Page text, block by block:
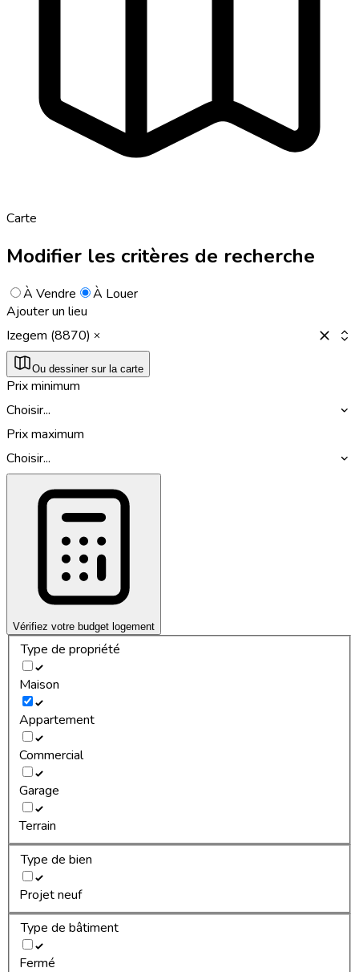
Carte
Modifier les critères de recherche
À Vendre
À Louer
Ajouter un lieu
Izegem (8870)
Ou dessiner sur la carte
Prix minimum
Choisir...
Prix maximum
Choisir...
Vérifiez votre budget logement
Type de propriété
Maison
Appartement
Commercial
Garage
Terrain
Type de bien
Projet neuf
Type de bâtiment
Fermé